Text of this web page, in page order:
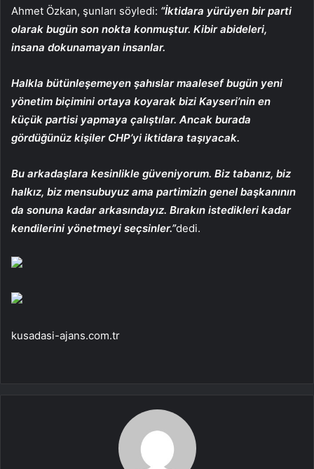
Ahmet Özkan, şunları söyledi: “İktidara yürüyen bir parti
olarak bugün son nokta konmuştur. Kibir abideleri,
insana dokunamayan insanlar.
Halkla bütünleşemeyen şahıslar maalesef bugün yeni
yönetim biçimini ortaya koyarak bizi Kayseri’nin en
küçük partisi yapmaya çalıştılar. Ancak burada
gördüğünüz kişiler CHP’yi iktidara taşıyacak.
Bu arkadaşlara kesinlikle güveniyorum. Biz tabanız, biz
halkız, biz mensubuyuz ama partimizin genel başkanının
da sonuna kadar arkasındayız. Bırakın istedikleri kadar
kendilerini yönetmeyi seçsinler.”dedi.
kusadasi-ajans.com.tr